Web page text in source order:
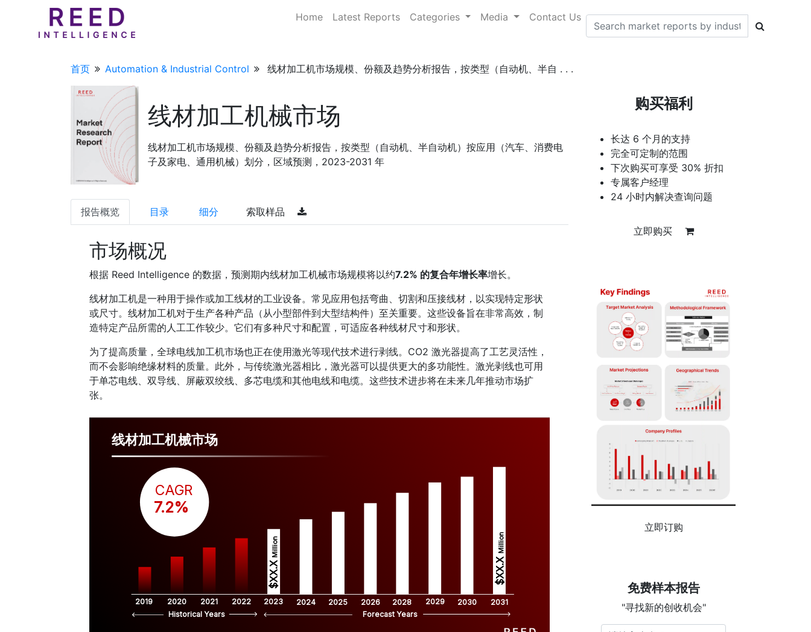
Home Latest Reports Categories Media Contact Us
首页 Automation & Industrial Control 线材加工机市场规模、份额及趋势分析报告，按类型（自动机、半自 . . .
线材加工机械市场
线材加工机市场规模、份额及趋势分析报告，按类型（自动机、半自动机）按应用（汽车、消费电
子及家电、通用机械）划分，区域预测，2023-2031 年
报告概览 目录 细分 索取样品
市场概况
根据 Reed Intelligence 的数据，预测期内线材加工机械市场规模将以约7.2% 的复合年增长率增长。
线材加工机是一种用于操作或加工线材的工业设备。常见应用包括弯曲、切割和压接线材，以实现特定形状
或尺寸。线材加工机对于生产各种产品（从小型部件到大型结构件）至关重要。这些设备旨在非常高效，制
造特定产品所需的人工工作较少。它们有多种尺寸和配置，可适应各种线材尺寸和形状。
为了提高质量，全球电线加工机市场也正在使用激光等现代技术进行剥线。CO2 激光器提高了工艺灵活性，
而不会影响绝缘材料的质量。此外，与传统激光器相比，激光器可以提供更大的多功能性。激光剥线也可用
于单芯电线、双导线、屏蔽双绞线、多芯电缆和其他电线和电缆。这些技术进步将在未来几年推动市场扩
张。
线材加工机械市场
2019 2020 2021 2022 2023 2024 2025 2026 2028 2029 2030 2031
$XX.X
Million
$XX.X
Million
CAGR
7.2%
Historical Years Forecast Years
购买福利
长达 6 个月的支持
完全可定制的范围
下次购买可享受 30% 折扣
专属客户经理
24 小时内解决查询问题
立即购买
立即订购
免费样本报告
"寻找新的创收机会"